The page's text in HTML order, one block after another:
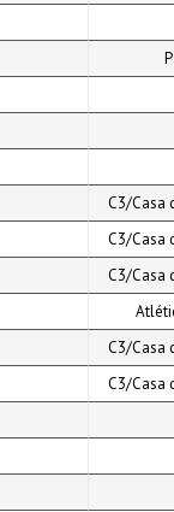
C3/Casa
C3/Casa
C3/Casa
C3/Casa
C3/Casa